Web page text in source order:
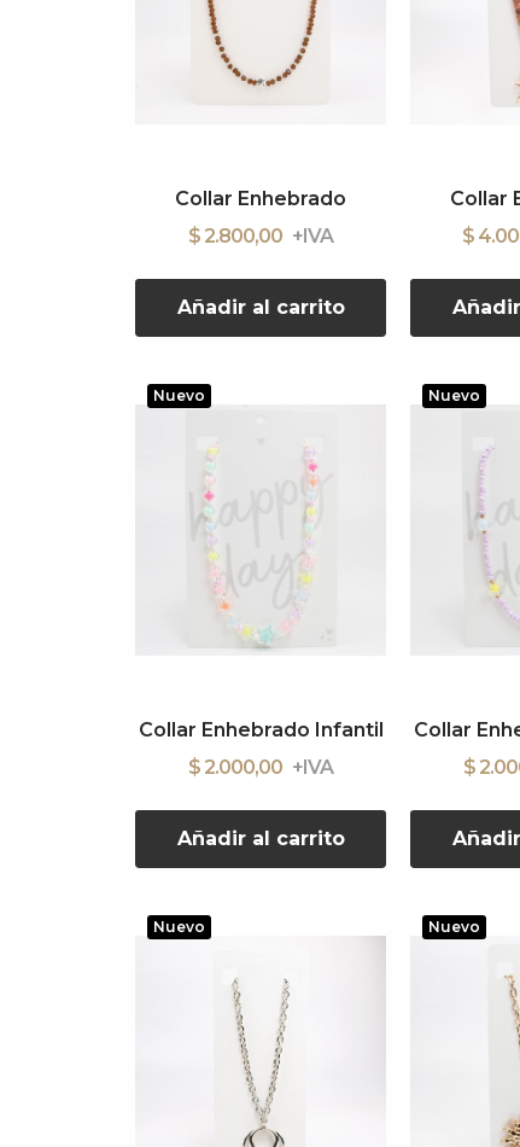
Collar Enhebrado
$ 2.800,00
Añadir al carrito
Collar
$
Nuevo
Collar Enhebrado Infantil
$ 2.000,00
Añadir al carrito
Nuevo
Collar
$
Nuevo Nuevo